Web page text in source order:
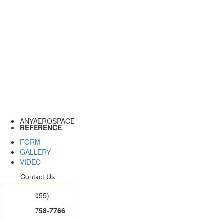
ANYAEROSPACE
REFERENCE
FORM
GALLERY
VIDEO
Contact Us
055)
758-7766